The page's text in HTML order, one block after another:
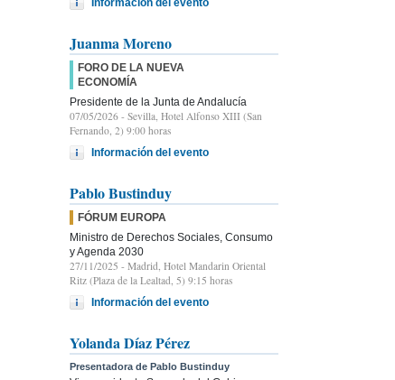
Información del evento
Juanma Moreno
FORO DE LA NUEVA
ECONOMÍA
Presidente de la Junta de Andalucía
07/05/2026 - Sevilla, Hotel Alfonso XIII (San
Fernando, 2) 9:00 horas
Información del evento
Pablo Bustinduy
FÓRUM EUROPA
Ministro de Derechos Sociales, Consumo
y Agenda 2030
27/11/2025 - Madrid, Hotel Mandarin Oriental
Ritz (Plaza de la Lealtad, 5) 9:15 horas
Información del evento
Yolanda Díaz Pérez
Presentadora de Pablo Bustinduy